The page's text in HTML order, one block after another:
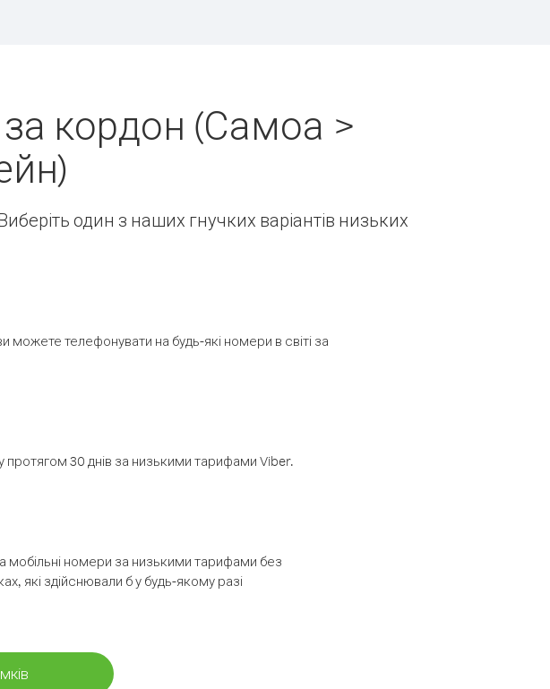
кордон (Самоа >
один з наших гнучких варіантів низьких
телефонувати на будь-які номери в світі за
30 днів за низькими тарифами Viber.
мобільні номери за низькими тарифами без
які здійснювали б у будь-якому разі